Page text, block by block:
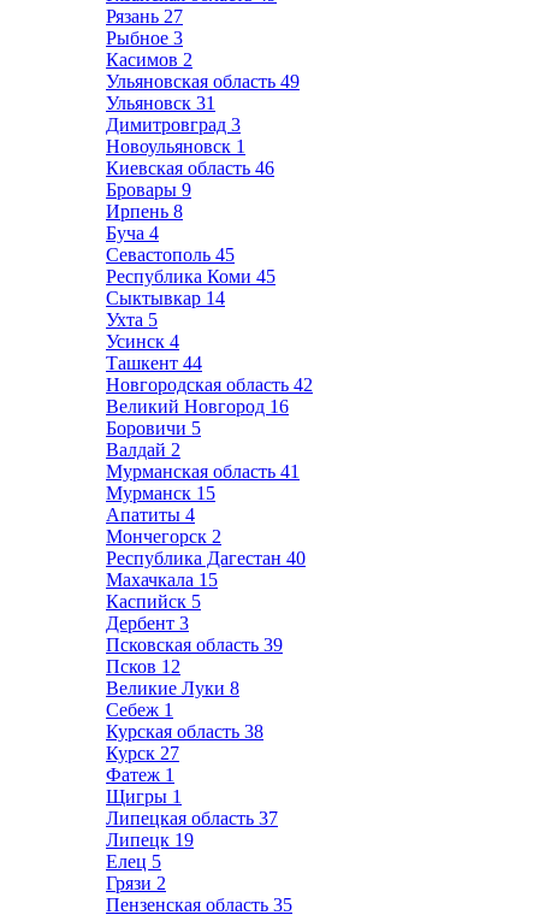
Рязань 27
Рыбное 3
Касимов 2
Ульяновская область 49
Ульяновск 31
Димитровград 3
Новоульяновск 1
Киевская область 46
Бровары 9
Ирпень 8
Буча 4
Севастополь 45
Республика Коми 45
Сыктывкар 14
Ухта 5
Усинск 4
Ташкент 44
Новгородская область 42
Великий Новгород 16
Боровичи 5
Валдай 2
Мурманская область 41
Мурманск 15
Апатиты 4
Мончегорск 2
Республика Дагестан 40
Махачкала 15
Каспийск 5
Дербент 3
Псковская область 39
Псков 12
Великие Луки 8
Себеж 1
Курская область 38
Курск 27
Фатеж 1
Щигры 1
Липецкая область 37
Липецк 19
Елец 5
Грязи 2
Пензенская область 35